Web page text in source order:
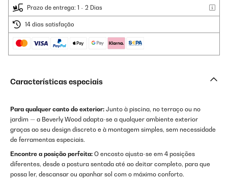
Prazo de entrega: 1 - 2 Dias
14 dias satisfação
Características especiais
Para qualquer canto do exterior: Junto à piscina, no terraço ou no
jardim — a Beverly Wood adapta-se a qualquer ambiente exterior
graças ao seu design discreto e à montagem simples, sem necessidade
de ferramentas especiais.
Encontre a posição perfeita: O encosto ajusta-se em 4 posições
diferentes, desde a postura sentada até ao deitar completo, para que
possa ler, descansar ou apanhar sol com o máximo conforto.